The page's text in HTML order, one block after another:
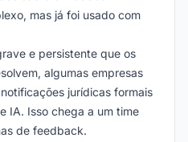
mas já foi usado com
e persistente que os
algumas empresas
jurídicas formais
IA. Isso chega a um time
de feedback.